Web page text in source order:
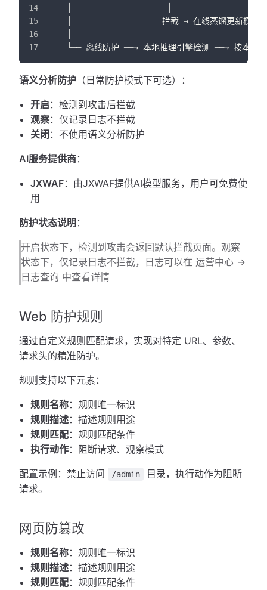
  │                   拦截 → 在线蒸馏更新模型
└── 离线防护 ──→ 本地推理引擎检测 ──→ 按本地
语义分析防护 （日常防护模式下可选）：
开启 ：检测到攻击后拦截
观察：仅记录日志不拦截
关闭 ：不使用语义分析防护
AI服务提供商：
JXWAF：由JXWAF提供AI模型服务，用户可免费使
用
防护状态说明：
开启状态下，检测到攻击会返回默认拦截页面。观察
状态下，仅记录日志不拦截，日志可以在 运营中心 ->
日志查询 中查看详情
Web 防护规则
通过自定义规则匹配请求，实现对特定 URL、参数、
请求头的精准防护。
规则支持以下元素：
规则名称：规则唯一标识
规则描述：描述规则用途
规则匹配：规则匹配条件
执行动作：阻断请求、观察模式
配置示例：禁止访问 /admin
目录，执行动作为阻断
请求。
网页防篡改
规则名称：规则唯一标识
规则描述：描述规则用途
规则匹配：规则匹配条件